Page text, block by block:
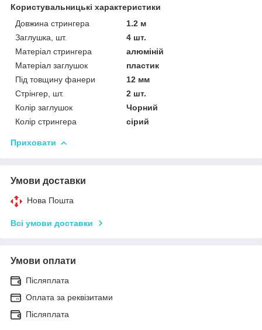
Користувальницькі характеристики
Довжина стрингера
1.2 м
Заглушка, шт.
4 шт.
Матеріал стрингера
алюміній
Матеріал заглушок
пластик
Під товщину фанери
12 мм
Стрінгер, шт.
2 шт.
Колір заглушок
Чорний
Колір стрингера
сірий
Приховати
Умови доставки
Нова Пошта
Всі умови доставки
Умови оплати
Післяплата
Оплата за реквізитами
Післяплата